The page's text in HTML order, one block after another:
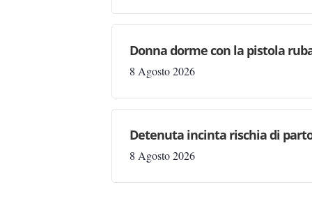
Donna dorme con la pistola
8 Agosto 2026
Detenuta incinta rischia di
8 Agosto 2026